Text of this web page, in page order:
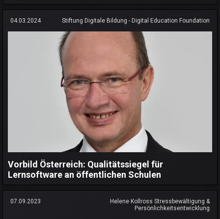
04.03.2024 Stiftung Digitale Bildung - Digital Education Foundation
Vorbild Österreich: Qualitätssiegel für
Lernsoftware an öffentlichen Schulen
07.09.2023
Helene Kollross Stressbewältigung &
Persönlichkeitsentwicklung